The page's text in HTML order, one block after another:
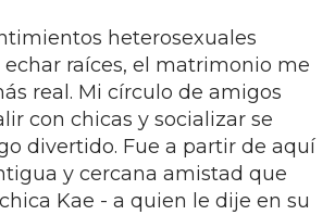
heterosexuales
raíces, el matrimonio me
real. Mi círculo de amigos
con chicas y socializar se
divertido. Fue a partir de aquí
y cercana amistad que
Kae - a quien le dije en su